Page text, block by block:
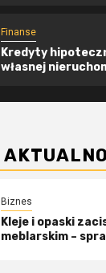
Finanse
Kredyty
własnej
Biznes
Kleje i opaski
meblarskim –